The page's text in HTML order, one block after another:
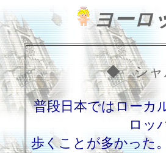
ヨーロ
◆ シャ
普段日本ではローカ
ロッ
歩くことが多かった